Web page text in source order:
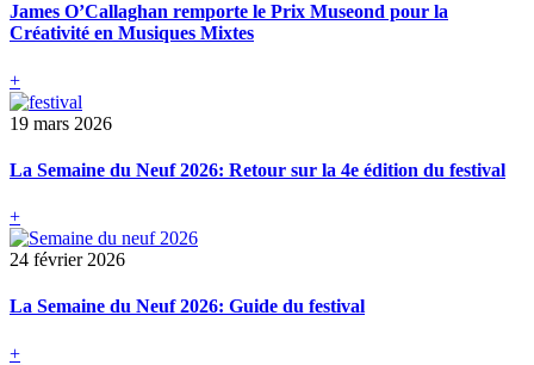
James O’Callaghan remporte le Prix Museond pour la
Créativité en Musiques Mixtes
+
19 mars 2026
La Semaine du Neuf 2026: Retour sur la 4e édition du festival
+
24 février 2026
La Semaine du Neuf 2026: Guide du festival
+